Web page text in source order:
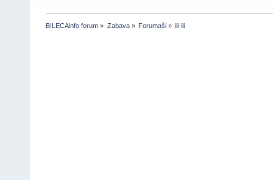
BILECAinfo forum » Zabava» Forumaši» ili-ili